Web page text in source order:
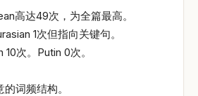
高达49次，为全篇最高。
1次但指向关键句。
次。Putin 0次。
词频结构。